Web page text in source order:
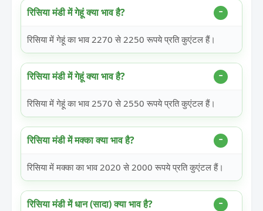
रिसिया मंडी में गेहूं क्या भाव है?
रिसिया में गेहूं का भाव 2270 से 2250 रूपये प्रति कुएंटल हैं।
रिसिया मंडी में गेहूं क्या भाव है?
रिसिया में गेहूं का भाव 2570 से 2550 रूपये प्रति कुएंटल हैं।
रिसिया मंडी में मक्का क्या भाव है?
रिसिया में मक्का का भाव 2020 से 2000 रूपये प्रति कुएंटल हैं।
रिसिया मंडी में धान (सादा) क्या भाव है?